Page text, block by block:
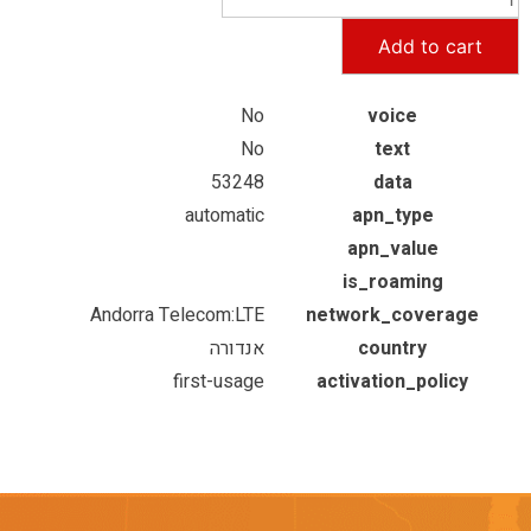
Add to cart
voice
No
text
No
data
53248
apn_type
automatic
apn_value
is_roaming
network_coverage
Andorra Telecom:LTE
country
אנדורה
activation_policy
first-usage